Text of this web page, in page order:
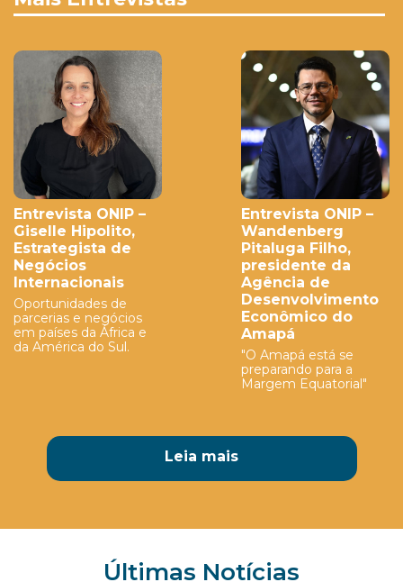
Entrevista ONIP –
Giselle Hipolito,
Estrategista de
Negócios
Internacionais
Oportunidades de
parcerias e negócios
em países da África e
da América do Sul.
Entrevista ONIP –
Wandenberg
Pitaluga Filho,
presidente da
Agência de
Desenvolvimento
Econômico do
Amapá
"O Amapá está se
preparando para a
Margem Equatorial"
Leia mais
Últimas Notícias